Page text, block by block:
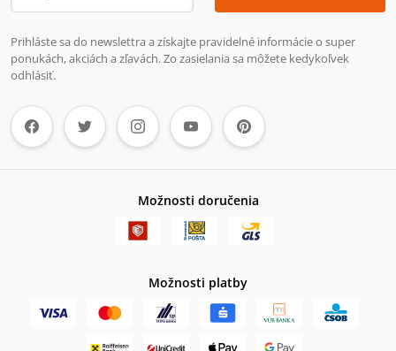
Prihláste sa do newslettra a získajte pravidelné informácie o super
ponukách, akciách a zľavách. Zo zasielania sa môžete kedykoľvek
odhlásiť.
Možnosti doručenia
Možnosti platby